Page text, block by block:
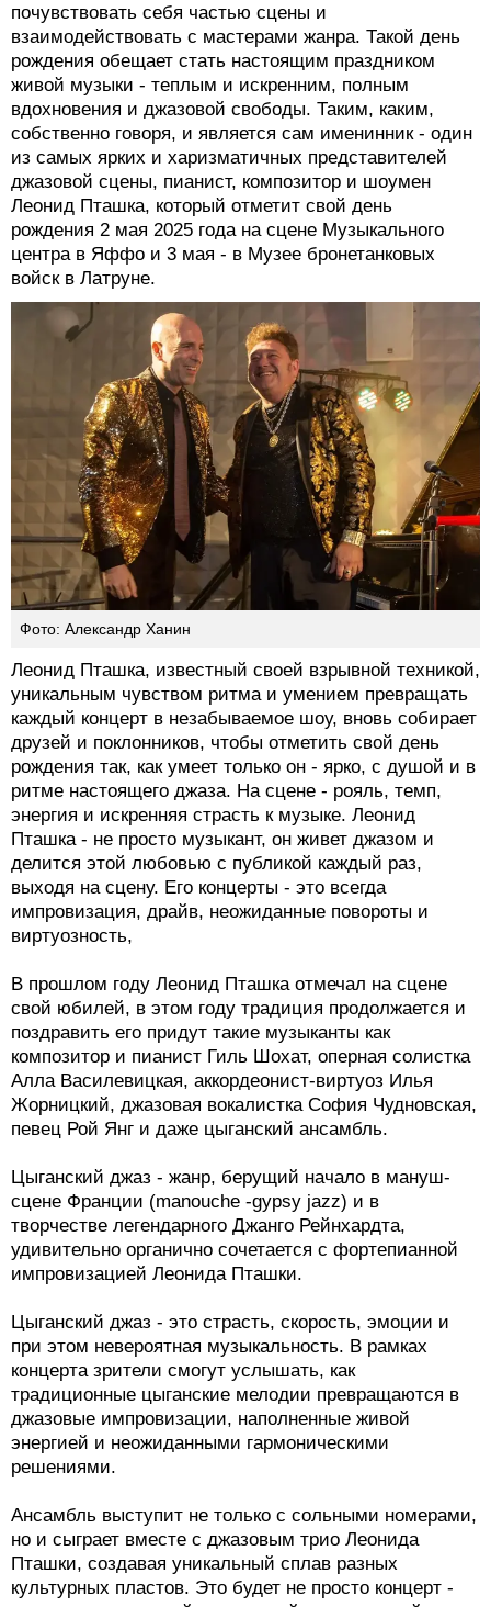
почувствовать себя частью сцены и
взаимодействовать с мастерами жанра. Такой день
рождения обещает стать настоящим праздником
живой музыки - теплым и искренним, полным
вдохновения и джазовой свободы. Таким, каким,
собственно говоря, и является сам именинник - один
из самых ярких и харизматичных представителей
джазовой сцены, пианист, композитор и шоумен
Леонид Пташка, который отметит свой день
рождения 2 мая 2025 года на сцене Музыкального
центра в Яффо и 3 мая - в Музее бронетанковых
войск в Латруне.
Фото: Александр Ханин
Леонид Пташка, известный своей взрывной техникой,
уникальным чувством ритма и умением превращать
каждый концерт в незабываемое шоу, вновь собирает
друзей и поклонников, чтобы отметить свой день
рождения так, как умеет только он - ярко, с душой и в
ритме настоящего джаза. На сцене - рояль, темп,
энергия и искренняя страсть к музыке. Леонид
Пташка - не просто музыкант, он живет джазом и
делится этой любовью с публикой каждый раз,
выходя на сцену. Его концерты - это всегда
импровизация, драйв, неожиданные повороты и
виртуозность,
В прошлом году Леонид Пташка отмечал на сцене
свой юбилей, в этом году традиция продолжается и
поздравить его придут такие музыканты как
композитор и пианист Гиль Шохат, оперная солистка
Алла Василевицкая, аккордеонист-виртуоз Илья
Жорницкий, джазовая вокалистка София Чудновская,
певец Рой Янг и даже цыганский ансамбль.
Цыганский джаз - жанр, берущий начало в мануш-
сцене Франции (manouche -gypsy jazz) и в
творчестве легендарного Джанго Рейнхардта,
удивительно органично сочетается с фортепианной
импровизацией Леонида Пташки.
Цыганский джаз - это страсть, скорость, эмоции и
при этом невероятная музыкальность. В рамках
концерта зрители смогут услышать, как
традиционные цыганские мелодии превращаются в
джазовые импровизации, наполненные живой
энергией и неожиданными гармоническими
решениями.
Ансамбль выступит не только с сольными номерами,
но и сыграет вместе с джазовым трио Леонида
Пташки, создавая уникальный сплав разных
культурных пластов. Это будет не просто концерт -